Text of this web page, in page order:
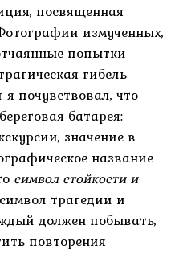
посвященная
измученных,
попытки
гибель
почувствовал, что
батарея:
значение в
название
символ стойкости и
трагедии и
должен побывать,
повторения